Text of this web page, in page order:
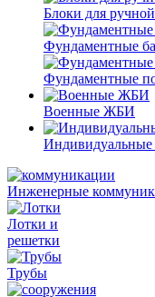
Блоки для
Фундаментные
Фундаментные
Военные ЖБИ
Индивидуальные
Инженерные
Лотки и
решетки
Трубы